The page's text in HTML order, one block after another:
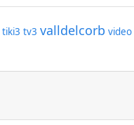
tiki3 tv3 valldelcorb video